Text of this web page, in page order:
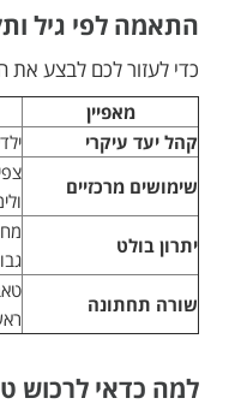
התאמה לפי גיל
כדי לעזור לכם לבצע את
מאפיין
קהל יעד עיקרי
שימושים מרכזיים
יתרון בולט
שורה תחתונה
למה כדאי לרכוש